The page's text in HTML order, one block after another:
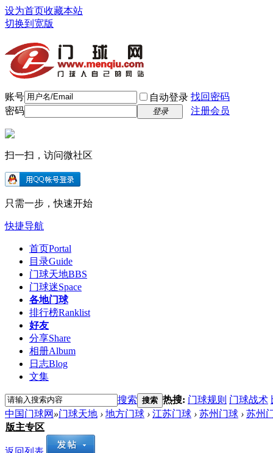
设为首页收藏本站
切换到宽版
账号 自动登录 找回密码
密码
登录 注册会员
扫一扫，访问微社区
只需一步，快速开始
快捷导航
首页Portal
目录Guide
门球天地BBS
门球迷Space
各地门球
排行榜Ranklist
好友
分享Share
相册Album
日志Blog
文集
搜索 搜索 热搜: 门球规则 门球战术
中国门球网 »门球天地 › 地方门球 › 江苏门球 › 苏州门球 › 苏州
版主专区